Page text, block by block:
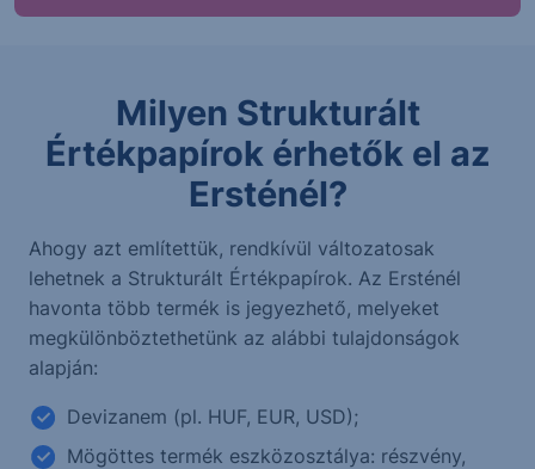
Milyen Strukturált
Értékpapírok érhetők el az
Ersténél?
Ahogy azt említettük, rendkívül változatosak
lehetnek a Strukturált Értékpapírok. Az Ersténél
havonta több termék is jegyezhető, melyeket
megkülönböztethetünk az alábbi tulajdonságok
alapján:
Devizanem (pl. HUF, EUR, USD);
Mögöttes termék eszközosztálya: részvény,